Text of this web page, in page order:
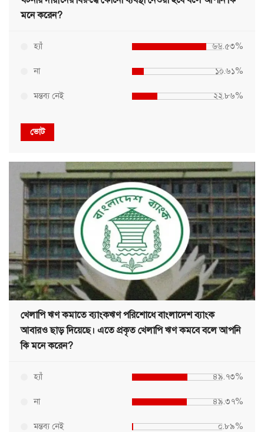
মনে করেন?
হ্যাঁ ৬৬.৫৩%
না ১০.৬১%
মন্তব্য নেই ২২.৮৬%
ভোট
খেলাপি ঋণ কমাতে ব্যাংকঋণ পরিশোধে বাংলাদেশ ব্যাংক
আবারও ছাড় দিয়েছে। এতে প্রকৃত খেলাপি ঋণ কমবে বলে আপনি
কি মনে করেন?
হ্যাঁ ৪৯.৭৩%
না ৪৯.৩৭%
মন্তব্য নেই ০.৮৯%